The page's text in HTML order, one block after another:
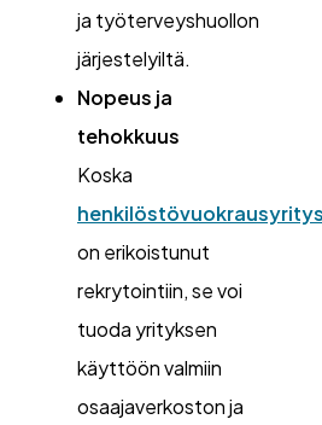
ja työterveyshuollon
järjestelyiltä.
Nopeus ja
tehokkuus
Koska
henkilöstövuokrausyritys
on erikoistunut
rekrytointiin, se voi
tuoda yrityksen
käyttöön valmiin
osaajaverkoston ja